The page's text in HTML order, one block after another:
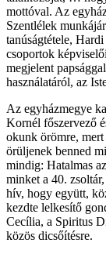
mottóval. Az
Szentlélek
tanúságtétele,
csoportok
megjelent
használatáról, az
Az egyházmegye
Kornél főszervező
okunk örömre,
örüljenek benned
mindig: Hatalmas
minket a 40.
hív, hogy együtt,
kezdte lelkesítő
Cecília, a Spiritus
közös dicsőítésre.